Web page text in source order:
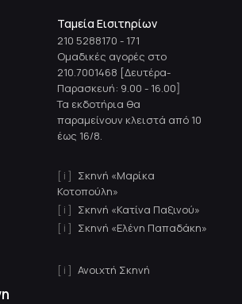
Ταμεία Εισιτηρίων
210 5288170 - 171
Ομαδικές αγορές στο
210.7001468 [Δευτέρα-
Παρασκευή: 9.00 - 16.00]
Τα εκδοτήρια θα
παραμείνουν κλειστά από 10
έως 16/8.
Σκηνή «Μαρίκα
Κοτοπούλη»
Σκηνή «Κατίνα Παξινού»
Σκηνή «Ελένη Παπαδάκη»
Ανοιχτή Σκηνή